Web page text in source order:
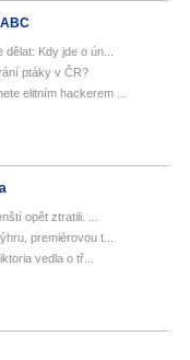
Kdy jde o ún...
ptáky v ČR?
elitním hackerem ...
opět ztratili. ...
premiérovou t...
vedla o tř...